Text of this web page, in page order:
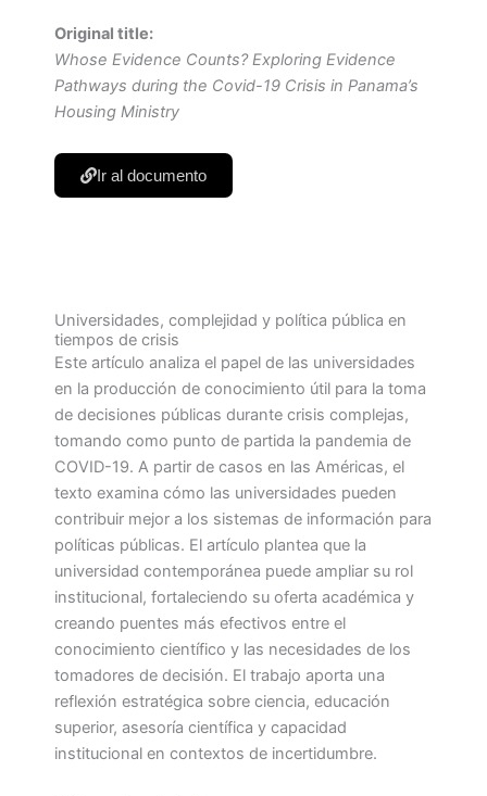
Original title:
Whose Evidence Counts? Exploring Evidence
Pathways during the Covid-19 Crisis in Panama’s
Housing Ministry
Ir al documento
Universidades, complejidad y política pública en
tiempos de crisis
Este artículo analiza el papel de las universidades
en la producción de conocimiento útil para la toma
de decisiones públicas durante crisis complejas,
tomando como punto de partida la pandemia de
COVID-19. A partir de casos en las Américas, el
texto examina cómo las universidades pueden
contribuir mejor a los sistemas de información para
políticas públicas. El artículo plantea que la
universidad contemporánea puede ampliar su rol
institucional, fortaleciendo su oferta académica y
creando puentes más efectivos entre el
conocimiento científico y las necesidades de los
tomadores de decisión. El trabajo aporta una
reflexión estratégica sobre ciencia, educación
superior, asesoría científica y capacidad
institucional en contextos de incertidumbre.